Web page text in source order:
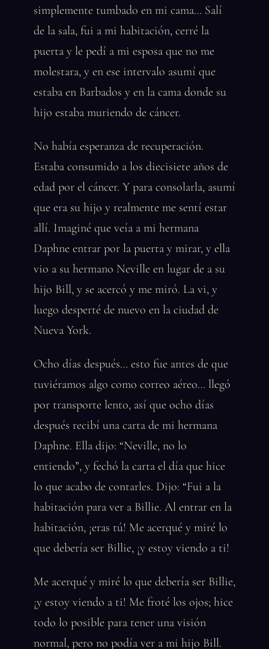
simplemente tumbado en mi cama… Salí
de la sala, fui a mi habitación, cerré la
puerta y le pedí a mi esposa que no me
molestara, y en ese intervalo asumí que
estaba en Barbados y en la cama donde su
hijo estaba muriendo de cáncer.
No había esperanza de recuperación.
Estaba consumido a los diecisiete años de
edad por el cáncer. Y para consolarla, asumí
que era su hijo y realmente me sentí estar
allí. Imaginé que veía a mi hermana
Daphne entrar por la puerta y mirar, y ella
vio a su hermano Neville en lugar de a su
hijo Bill, y se acercó y me miró. La vi, y
luego desperté de nuevo en la ciudad de
Nueva York.
Ocho días después… esto fue antes de que
tuviéramos algo como correo aéreo… llegó
por transporte lento, así que ocho días
después recibí una carta de mi hermana
Daphne. Ella dijo: “Neville, no lo
entiendo”, y fechó la carta el día que hice
lo que acabo de contarles. Dijo: “Fui a la
habitación para ver a Billie. Al entrar en la
habitación, ¡eras tú! Me acerqué y miré lo
que debería ser Billie, ¡y estoy viendo a ti!
Me acerqué y miré lo que debería ser Billie,
¡y estoy viendo a ti! Me froté los ojos; hice
todo lo posible para tener una visión
normal, pero no podía ver a mi hijo Bill.